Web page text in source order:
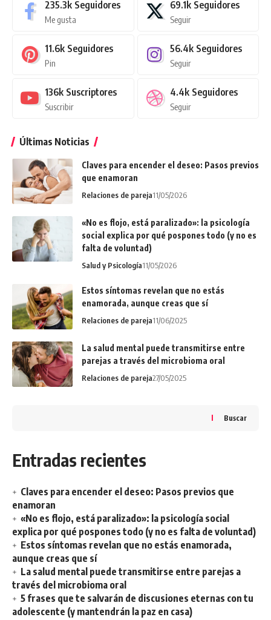
235.3k Seguidores
Me gusta
69.1k Seguidores
Seguir
11.6k Seguidores
Pin
56.4k Seguidores
Seguir
136k Suscriptores
Suscribir
4.4k Seguidores
Seguir
Últimas Noticias
Claves para encender el deseo: Pasos previos
que enamoran
Relaciones de pareja11/05/2026
«No es flojo, está paralizado»: la psicología
social explica por qué pospones todo (y no es
falta de voluntad)
Salud y Psicología11/05/2026
Estos síntomas revelan que no estás
enamorada, aunque creas que sí
Relaciones de pareja11/06/2025
La salud mental puede transmitirse entre
parejas a través del microbioma oral
Relaciones de pareja27/05/2025
Buscar
Entradas recientes
Claves para encender el deseo: Pasos previos que
enamoran
«No es flojo, está paralizado»: la psicología social
explica por qué pospones todo (y no es falta de voluntad)
Estos síntomas revelan que no estás enamorada,
aunque creas que sí
La salud mental puede transmitirse entre parejas a
través del microbioma oral
5 frases que te salvarán de discusiones eternas con tu
adolescente (y mantendrán la paz en casa)